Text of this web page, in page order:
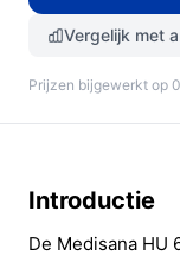
Vergelijk met
Prijzen bijgewerkt op
Introductie
De Medisana HU